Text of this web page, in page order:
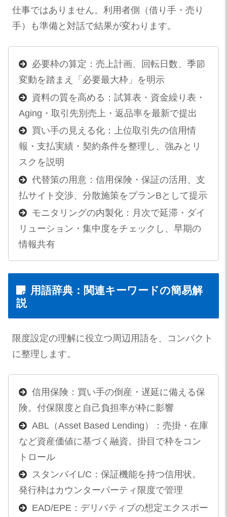
仕事ではありません。利用者側（借り手・売り
手）も準備と対話で結果が変わります。
必要枠の算定：売上計画、回転日数、季節
変動を踏まえ「必要最大枠」を明示
資料の質を高める：試算表・資金繰り表・
Aging・取引先別売上・返品率を最新で提出
買い手の見える化：上位取引先の信用情
報・支払実績・契約条件を整理し、強みとリ
スクを説明
代替策の用意：信用保険・保証の活用、支
払サイト交渉、分散施策をプランBとして提示
モニタリングの内製化：月次で延滞・ダイ
リューション・集中度をチェックし、早期の
情報共有
用語辞典：関連キーワードの簡易解
説
限度設定の理解に役立つ周辺用語を、コンパクト
に整理します。
信用保険：買い手の倒産・遅延に備える保
険。付保限度と自己負担率が枠に影響
ABL（Asset Based Lending）：売掛・在庫
など資産価値に基づく融資。掛目で枠をコン
トロール
スタンバイL/C：保証機能を持つ信用状。
発行枠はカウンターパーティ限度で管理
EAD/EPE：デリバティブの想定エクスポー